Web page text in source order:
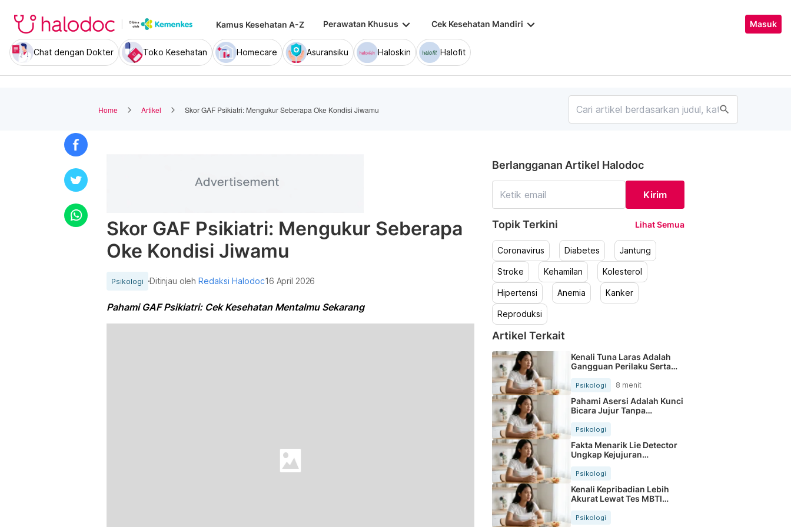
Kamus Kesehatan A-Z Perawatan Khusus keyboard_arrow_down Cek Kesehatan Mandiri keyboard_arrow_down Masuk
Chat dengan Dokter Toko Kesehatan Homecare Asuransiku Haloskin Halofit
Home Artikel Skor GAF Psikiatri: Mengukur Seberapa Oke Kondisi Jiwamu search
Skor GAF Psikiatri: Mengukur Seberapa
Oke Kondisi Jiwamu
Psikologi Ditinjau olehRedaksi Halodoc16 April 2026
Pahami GAF Psikiatri: Cek Kesehatan Mentalmu Sekarang
Berlangganan Artikel Halodoc
Kirim
Topik Terkini Lihat Semua
Coronavirus Diabetes Jantung
Stroke Kehamilan Kolesterol
Hipertensi Anemia Kanker
Reproduksi
Artikel Terkait
Kenali Tuna Laras Adalah
Gangguan Perilaku Serta
Psikologi 8 menit
Pahami Asersi Adalah Kunci
Bicara Jujur Tanpa
Psikologi
Fakta Menarik Lie Detector
Ungkap Kejujuran
Psikologi
Kenali Kepribadian Lebih
Akurat Lewat Tes MBTI
Psikologi